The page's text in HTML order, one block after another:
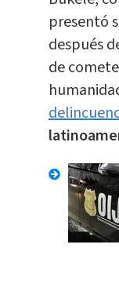
presentó
después
de